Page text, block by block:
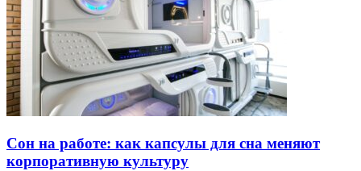
Сон на работе: как капсулы для сна меняют
корпоративную культуру